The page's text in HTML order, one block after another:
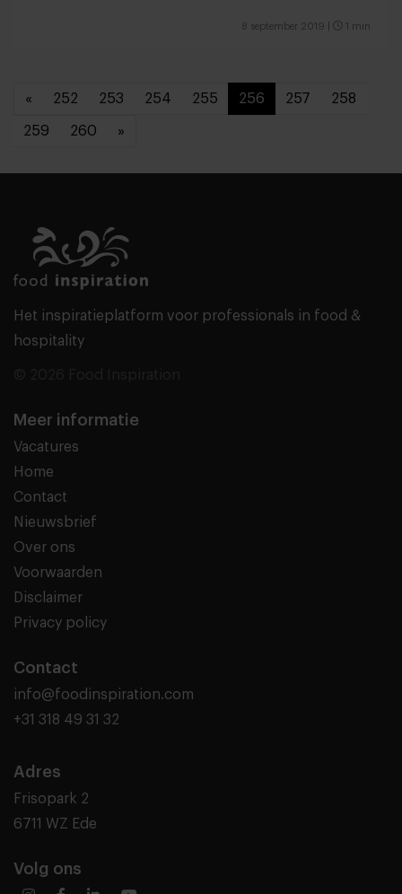
8 september 2019 1 min
« 252 253 254 255 256 257 258
259 260 »
Het inspiratieplatform voor professionals in food &
hospitality
Meer informatie
Vacatures
Home
Contact
Nieuwsbrief
Over ons
Voorwaarden
Disclaimer
Privacy policy
Contact
info@foodinspiration.com
+31 318 49 31 32
Adres
Frisopark 2
6711 WZ Ede
Volg ons